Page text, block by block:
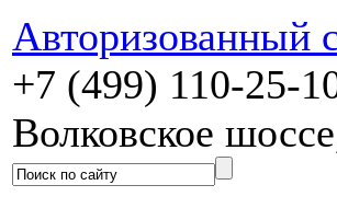
Авторизованный
+7 (499) 110-25-
Волковское